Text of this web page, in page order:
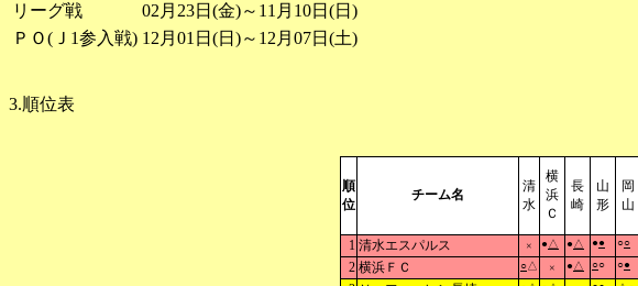
リーグ戦
02月23日(金)～11月10日(日)
ＰＯ(Ｊ1参入戦) 12月01日(日)～12月07日(土)
3.順位表
順
位
チーム名
清
水
横
浜
Ｃ
長
崎
山
形
岡
山
1 清水エスパルス × ●△ ●△ ●● ○○
2 横浜ＦＣ ○△ × ●△ ○○ ○●